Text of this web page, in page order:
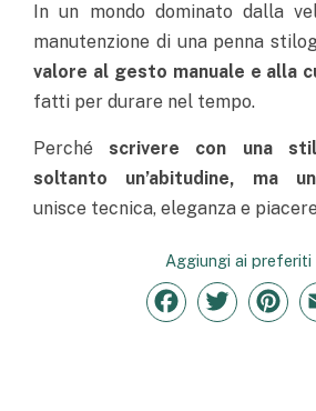
In un mondo dominato dalla
manutenzione di una penna
valore al gesto manuale e alla
fatti per durare nel tempo.
Perchéscrivere con una
soltanto un’abitudine, ma
unisce tecnica, eleganza e
Aggiungi ai preferiti
Facebook
Twitter